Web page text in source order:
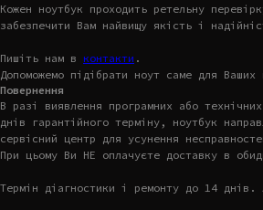
Кожен ноутбук проходить ретельну
забезпечити Вам найвищу якість і
Пишіть нам в контакти .
Допоможемо підібрати ноут саме для Ваших
Повернення
В разі виявлення програмних або
днів гарантійного терміну, ноутбук
сервісний центр для усунення
При цьому Ви НЕ оплачуєте доставку в
Термін діагностики і ремонту до 14